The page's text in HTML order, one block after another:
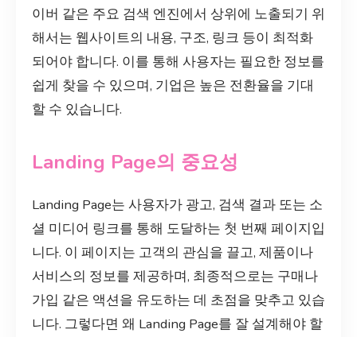
이버 같은 주요 검색 엔진에서 상위에 노출되기 위
해서는 웹사이트의 내용, 구조, 링크 등이 최적화
되어야 합니다. 이를 통해 사용자는 필요한 정보를
쉽게 찾을 수 있으며, 기업은 높은 전환율을 기대
할 수 있습니다.
Landing Page의 중요성
Landing Page는 사용자가 광고, 검색 결과 또는 소
셜 미디어 링크를 통해 도달하는 첫 번째 페이지입
니다. 이 페이지는 고객의 관심을 끌고, 제품이나
서비스의 정보를 제공하며, 최종적으로는 구매나
가입 같은 액션을 유도하는 데 초점을 맞추고 있습
니다. 그렇다면 왜 Landing Page를 잘 설계해야 할